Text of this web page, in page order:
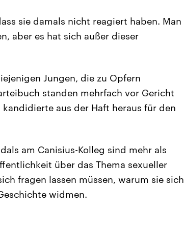
sie damals nicht reagiert haben. Man
aber es hat sich außer dieser
Jungen, die zu Opfern
standen mehrfach vor Gericht
aus der Haft heraus für den
am Canisius-Kolleg sind mehr als
über das Thema sexueller
fragen lassen müssen, warum sie sich
widmen.